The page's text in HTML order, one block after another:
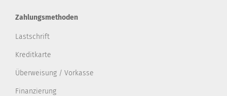
Zahlungsmethoden
Lastschrift
Kreditkarte
Überweisung / Vorkasse
Finanzierung